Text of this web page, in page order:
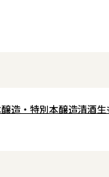
透き通るようにや
いが広がります。
造・特別本醸造清酒